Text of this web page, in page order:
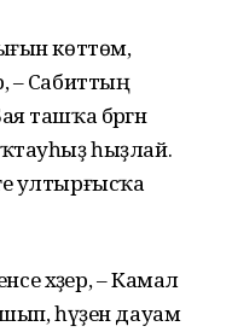
көттөм,
– Сабиттың
ташҡа бәргән
һыҙлай.
ултырғысҡа
хәҙер, – Камал
һүҙен дауам